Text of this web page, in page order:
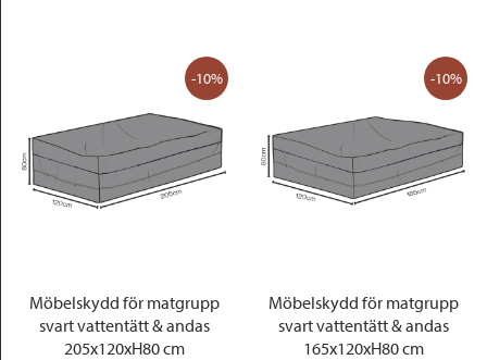
-10%
Möbelskydd för matgrupp
svart vattentätt & andas
205x120xH80 cm
-10%
Möbelskydd för matgrupp
svart vattentätt & andas
165x120xH80 cm